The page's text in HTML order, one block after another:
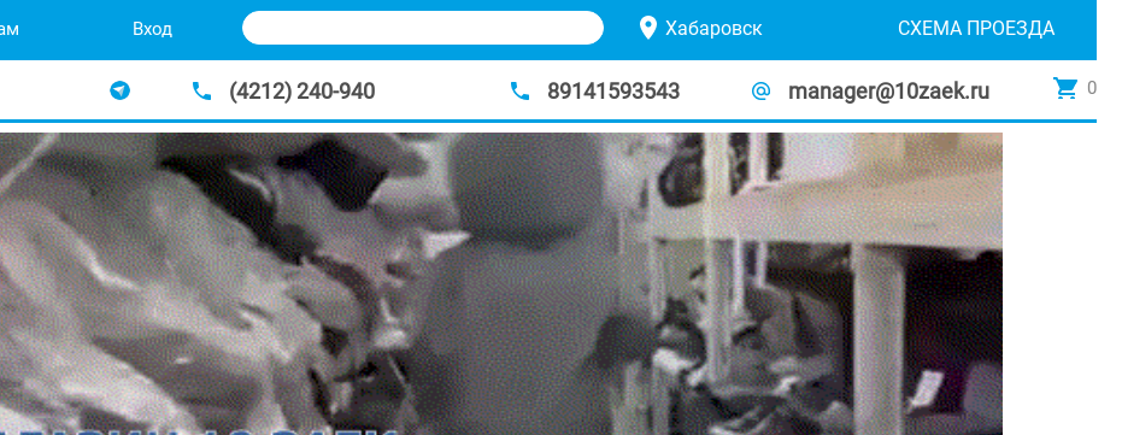
Вход Хабаровск СХЕМА ПРОЕЗДА
(4212) 240-940 89141593543 manager@10zaek.ru 0